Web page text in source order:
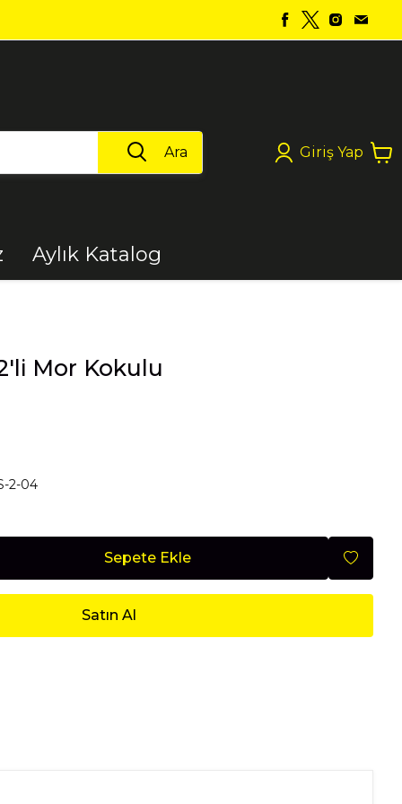
Ara Giriş Yap
Aletler
2026
Aylık Katalog
Mor Kokulu
2-04
Sepete Ekle
Satın Al